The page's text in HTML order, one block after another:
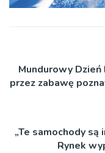
Mundurowy
przez zabawę
„Te samochody
Rynek